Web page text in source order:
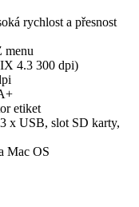
rychlost a přesnost
menu
4.3 300 dpi)
etiket
x USB, slot SD karty,
Mac OS